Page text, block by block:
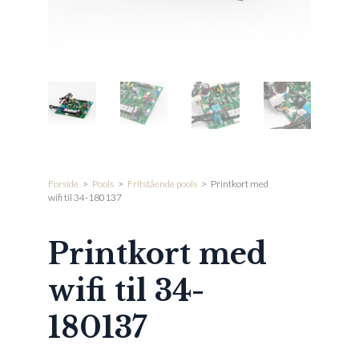
Forside > Pools > Fritstående pools > Printkort med
wifi til 34-180137
Printkort med
wifi til 34-
180137